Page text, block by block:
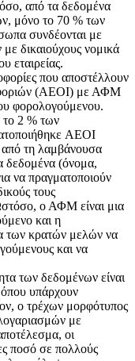
από τα δεδομένα
μόνο το 70 % των
συνδέονται με
δικαιούχους νομικά
εταιρείας.
που αποστέλλουν
(ΑΕΟΙ) με ΑΦΜ
φορολογούμενου.
το 2 % των
AEOI
τη λαμβάνουσα
δεδομένα (όνομα,
να πραγματοποιούν
τους
ο ΑΦΜ είναι μια
και η
των κρατών μελών να
και να
των δεδομένων είναι
υπάρχουν
ο τρέχων μορφότυπος
με
οι
ποσό σε πολλούς